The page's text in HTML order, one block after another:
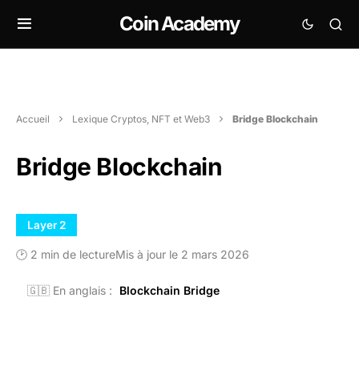
Coin Academy
Accueil Lexique Cryptos, NFT et Web3 Bridge Blockchain
Bridge Blockchain
Layer 2
🕑 2 min de lectureMis à jour le 2 mars 2026
🇬🇧 En anglais : Blockchain Bridge